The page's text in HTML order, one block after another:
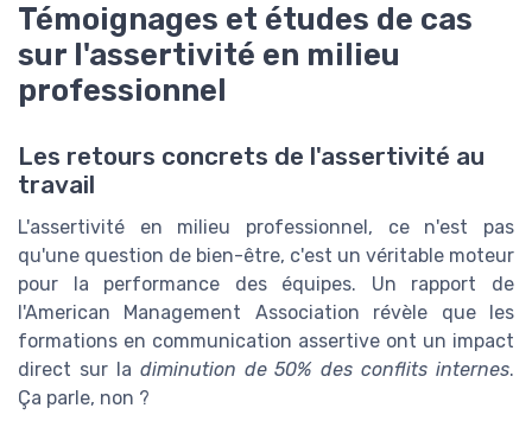
Témoignages et études de cas
sur l'assertivité en milieu
professionnel
Les retours concrets de l'assertivité au
travail
L'assertivité en milieu professionnel, ce n'est pas
qu'une question de bien-être, c'est un véritable moteur
pour la performance des équipes. Un rapport de
l'American Management Association révèle que les
formations en communication assertive ont un impact
direct sur la diminution de 50% des conflits internes.
Ça parle, non ?